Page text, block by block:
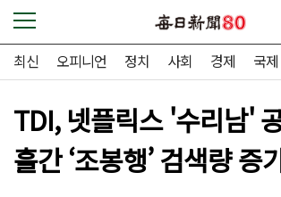
최신 오피니언 정치 사회 경제 국제
TDI, 넷플릭스 '수리남'
흘간 ‘조봉행’ 검색량 증